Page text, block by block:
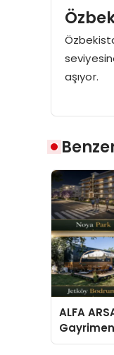
aşıyor.
ALFA
Premium